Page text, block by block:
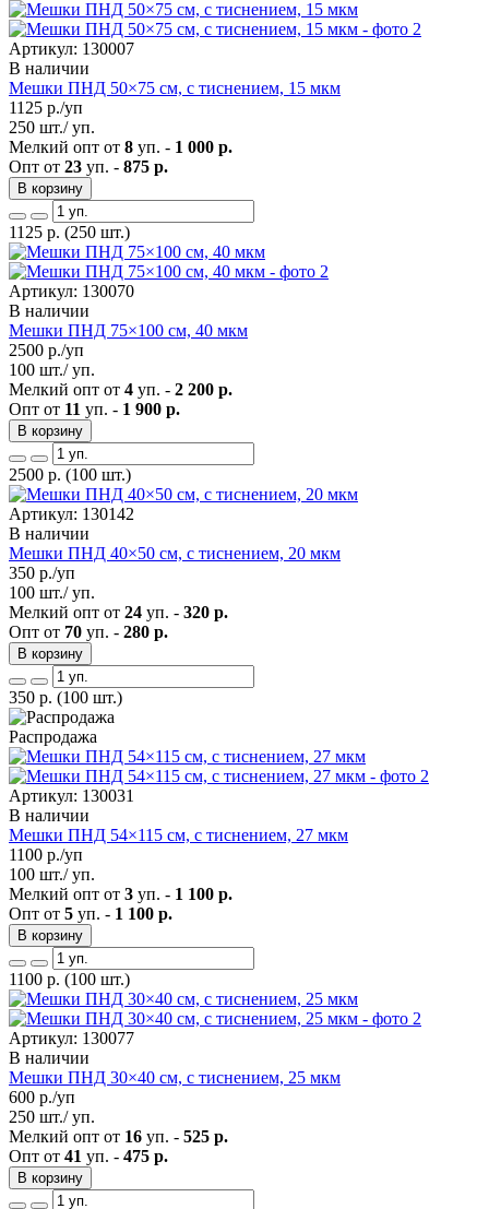
Артикул: 130007
В наличии
Мешки ПНД 50×75 см, с тиснением, 15 мкм
1125 р./уп
250 шт./ уп.
Мелкий опт от 8 уп. - 1 000 р.
Опт от 23 уп. - 875 р.
В корзину
1125 р. (250 шт.)
Артикул: 130070
В наличии
Мешки ПНД 75×100 см, 40 мкм
2500 р./уп
100 шт./ уп.
Мелкий опт от 4 уп. - 2 200 р.
Опт от 11 уп. - 1 900 р.
В корзину
2500 р. (100 шт.)
Артикул: 130142
В наличии
Мешки ПНД 40×50 см, с тиснением, 20 мкм
350 р./уп
100 шт./ уп.
Мелкий опт от 24 уп. - 320 р.
Опт от 70 уп. - 280 р.
В корзину
350 р. (100 шт.)
Распродажа
Артикул: 130031
В наличии
Мешки ПНД 54×115 см, с тиснением, 27 мкм
1100 р./уп
100 шт./ уп.
Мелкий опт от 3 уп. - 1 100 р.
Опт от 5 уп. - 1 100 р.
В корзину
1100 р. (100 шт.)
Артикул: 130077
В наличии
Мешки ПНД 30×40 см, с тиснением, 25 мкм
600 р./уп
250 шт./ уп.
Мелкий опт от 16 уп. - 525 р.
Опт от 41 уп. - 475 р.
В корзину